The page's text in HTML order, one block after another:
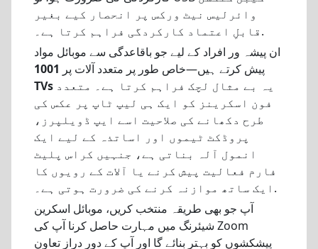
وائرلیس نیٹ ورکس پر انحصار کیے بغیر
قابلِ اعتماد کارکردگی فراہم کرتا ہے۔.
ان پیشہ ور افراد کے لیے جو باقاعدگی سے موبائل مواد
پیش کرتے ہیں—خاص طور پر متعدد آلات پر 1001
TVs
فون اسکرینز کو ایک ہی لیپ ٹاپ پر عکس کی
طرح دکھانے کی صلاحیت اسے ایپ ڈویلپرز،
پروڈکٹ ٹیموں اور اساتذہ کے لیے ایک
انمول آلہ بناتی ہے، جنہیں کراس پلیٹ
فارم فعالیت پیش کرنے یا آلات کے رویوں کا
ایک ساتھ موازنہ کرنے کی ضرورت ہوتی ہے۔.
آپ جو بھی طریقہ منتخب کریں، موبائل اسکرین
شیئرنگ میں مہارت حاصل کرنا آپ کی Zoom
پیشکشوں کو بہتر بنائے گا اور آپ کے دور دراز تعاون